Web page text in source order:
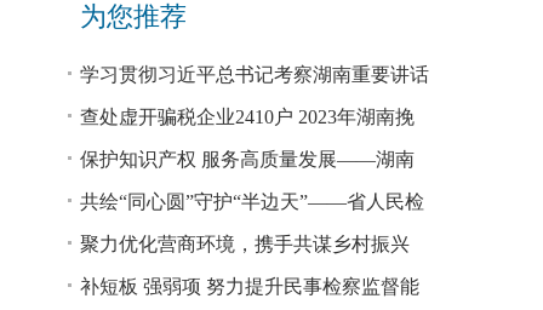
为您推荐
学习贯彻习近平总书记考察湖南重要讲话
和指示精神专题研讨班开班
查处虚开骗税企业2410户 2023年湖南挽
回税款损失48.2亿元
保护知识产权 服务高质量发展——湖南
省公安厅公布打击侵犯知识产权犯罪10起
典型案例
共绘“同心圆”守护“半边天”——省人民检
察院、省妇联共同主办检察开放日活动
聚力优化营商环境，携手共谋乡村振兴
—— 省法院驻大坪村工作队、村“两委”干
补短板 强弱项 努力提升民事检察监督能